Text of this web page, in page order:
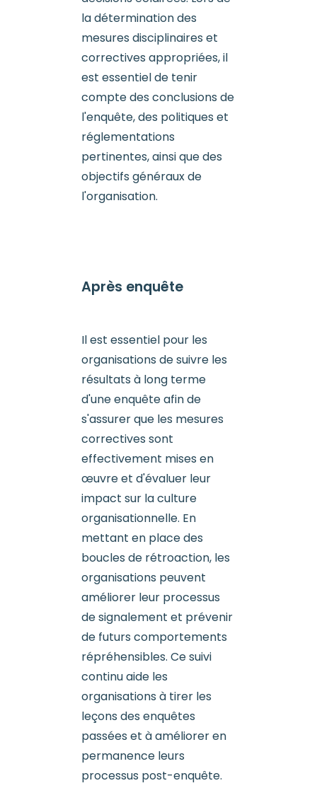
la détermination des
mesures disciplinaires et
correctives appropriées, il
est essentiel de tenir
compte des conclusions de
l'enquête, des politiques et
réglementations
pertinentes, ainsi que des
objectifs généraux de
l'organisation.
Après enquête
Il est essentiel pour les
organisations de suivre les
résultats à long terme
d'une enquête afin de
s'assurer que les mesures
correctives sont
effectivement mises en
œuvre et d'évaluer leur
impact sur la culture
organisationnelle. En
mettant en place des
boucles de rétroaction, les
organisations peuvent
améliorer leur processus
de signalement et prévenir
de futurs comportements
répréhensibles. Ce suivi
continu aide les
organisations à tirer les
leçons des enquêtes
passées et à améliorer en
permanence leurs
processus post-enquête.